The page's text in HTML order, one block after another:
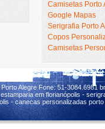
Camisetas Porto
Google Mapas
Serigrafia Porto
Copos
Camisetas
Alegre Fone: 51-
em florianópolis -
- canecas personalizadas